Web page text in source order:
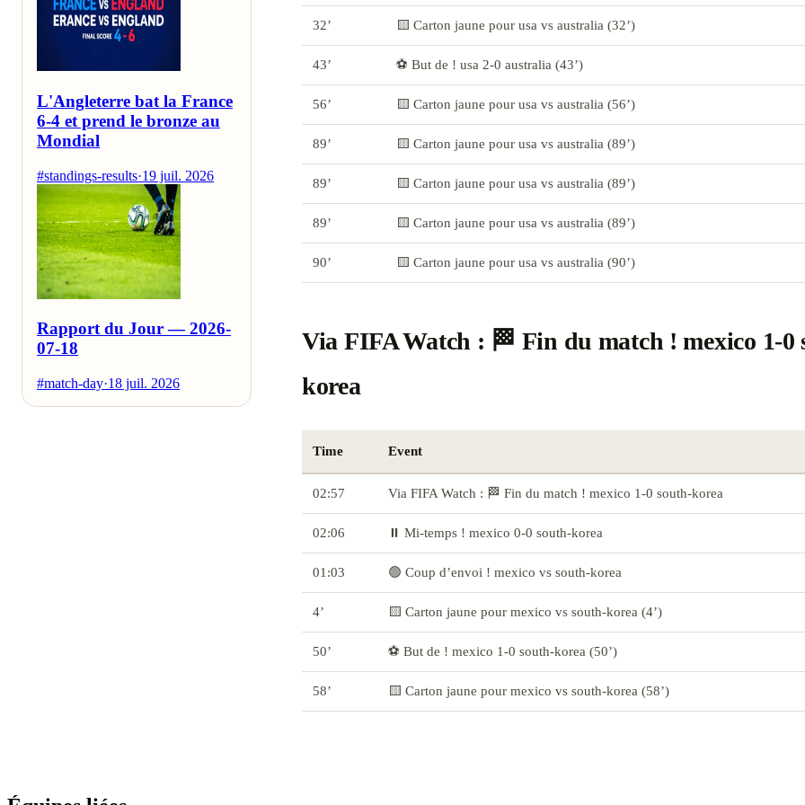
L'Angleterre bat la France
6-4 et prend le bronze au
Mondial
#standings-results·19 juil. 2026
Rapport du Jour — 2026-
07-18
#match-day·18 juil. 2026
32’ 🟨 Carton jaune pour usa vs australia (32’)
43’ ⚽ But de ! usa 2-0 australia (43’)
56’ 🟨 Carton jaune pour usa vs australia (56’)
89’ 🟨 Carton jaune pour usa vs australia (89’)
89’ 🟨 Carton jaune pour usa vs australia (89’)
89’ 🟨 Carton jaune pour usa vs australia (89’)
90’ 🟨 Carton jaune pour usa vs australia (90’)
Via FIFA Watch : 🏁 Fin du match ! mexico 1-0
korea
Time Event
02:57 Via FIFA Watch : 🏁 Fin du match ! mexico 1-0 south-korea
02:06 ⏸️ Mi-temps ! mexico 0-0 south-korea
01:03 🟢 Coup d’envoi ! mexico vs south-korea
4’ 🟨 Carton jaune pour mexico vs south-korea (4’)
50’ ⚽ But de ! mexico 1-0 south-korea (50’)
58’ 🟨 Carton jaune pour mexico vs south-korea (58’)